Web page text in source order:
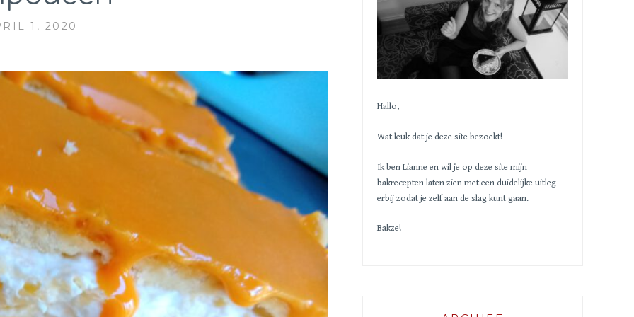
1, 2020
Hallo,
Wat leuk dat je deze site bezoekt!
Ik ben Lianne en wil je op deze site mijn
bakrecepten laten zien met een duidelijke uitleg
erbij zodat je zelf aan de slag kunt gaan.
Bakze!